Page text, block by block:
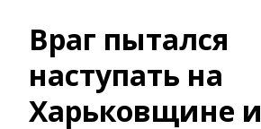
Враг пытался
наступать на
Харьковщине и